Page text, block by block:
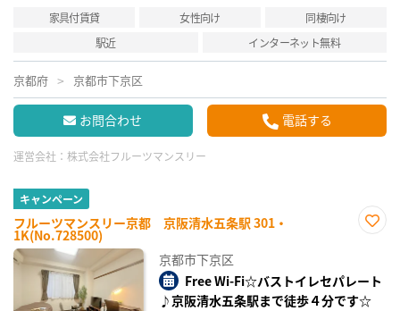
家具付賃貸 女性向け
同棲向け
駅近
インターネット無料
京都府 京都市下京区
お問合わせ 電話する
運営会社： 株式会社フルーツマンスリー
キャンペーン
フルーツマンスリー京都 京阪清水五条駅 301・
1K(No.728500)
録
京都市下京区
Free Wi-Fi☆バストイレセパレート
♪京阪清水五条駅まで徒歩４分です☆